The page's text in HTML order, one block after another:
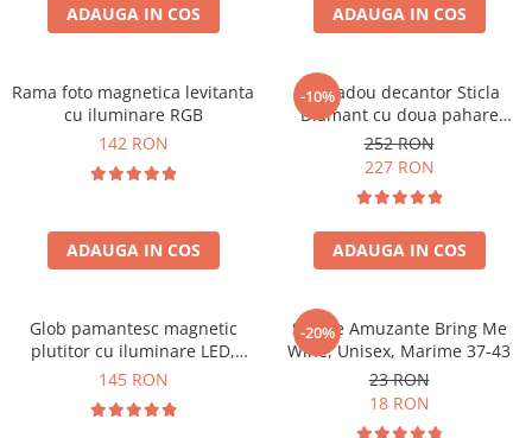
Cadouri Fete
Cadouri Haioase
Cadouri de Casa Noua
Cadouri Majorat
Cadouri pentru Bunici
Cadouri pentru Prieteni
Cel ce are tot
Cadouri Nunta si Cununie civila
Cani si Termosuri
Produse pentru Calatorie
Seturi de caligrafie
Cadouri Sfantul Alexandru
Cadouri Constantin si Elena
Cadouri Sfanta Maria
Cadouri Sfintii Mihail si Gavriil
ADAUGA IN COS ADAUGA IN COS
Rama foto magnetica levitanta
cu iluminare RGB
142 RON
ADAUGA IN COS
-10%
Set cadou decantor Sticla
Diamant cu doua pahare
Deluxe
252 RON
227 RON
ADAUGA IN COS
Glob pamantesc magnetic
plutitor cu iluminare LED,
Forma C
145 RON
-20%
Sosete Amuzante Bring Me
Wine, Unisex, Marime 37-43
23 RON
18 RON